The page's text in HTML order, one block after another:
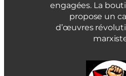
engagées. La
propose un
d’œuvres